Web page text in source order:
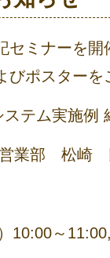
セミナーを開
びポスターを
テム実施例
営業部 松崎
10:00～